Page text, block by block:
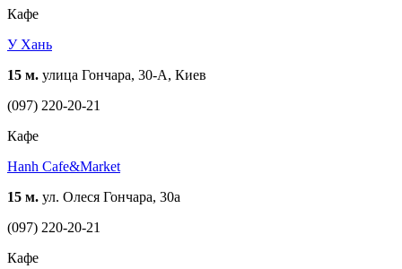
Кафе
У Хань
15 м. улица Гончара, 30-А, Киев
(097) 220-20-21
Кафе
Hanh Cafe&Market
15 м. ул. Олеся Гончара, 30a
(097) 220-20-21
Кафе